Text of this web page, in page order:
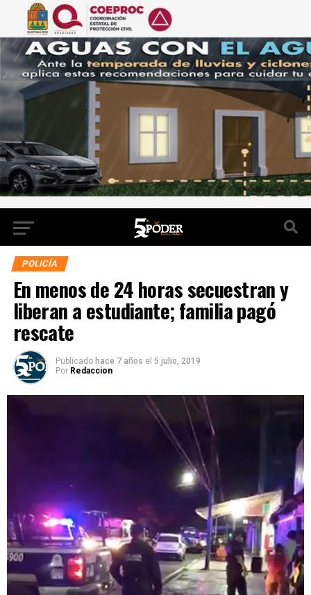
POLICÍA
En menos de 24 horas secuestran y
liberan a estudiante; familia pagó
rescate
Publicado hace 7 años el 5 julio, 2019
Por Redaccion